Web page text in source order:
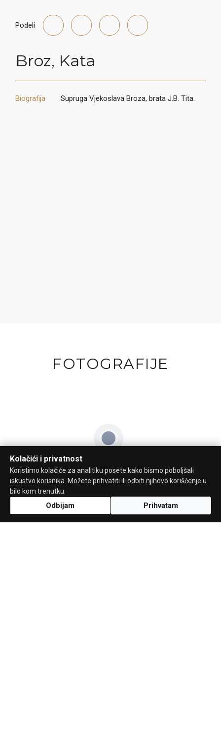
Podeli
Broz, Kata
Biografija Supruga Vjekoslava Broza, brata J.B. Tita.
FOTOGRAFIJE
Kolačići i privatnost
Koristimo kolačiće za analitiku posete kako bismo poboljšali
iskustvo korisnika. Možete prihvatiti ili odbiti njihovo korišćenje u
bilo kom trenutku.
Odbijam Prihvatam